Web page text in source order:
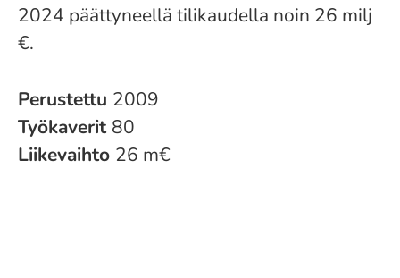
2024 päättyneellä tilikaudella noin 26 milj
€.
Perustettu 2009
Työkaverit 80
Liikevaihto 26 m€